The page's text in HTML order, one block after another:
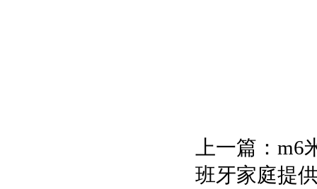
上一篇： m6
班牙家庭提